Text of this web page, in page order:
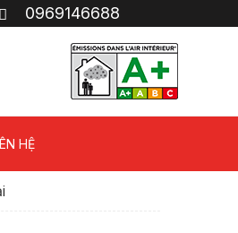
0969146688
HỆ